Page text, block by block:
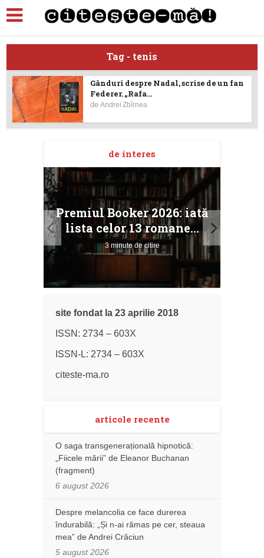
Tag - tenis
Gânduri despre Nadal, scrise de un fan
Federer. „Rafa...
deAndrei Zbîrnea
de interes
Premiul Booker 2026: iată
lista celor 13 romane...
3 minute de citire
site fondat la 23 aprilie 2018
ISSN: 2734 – 603X
ISSN-L: 2734 – 603X
citeste-ma.ro
articole recente
O saga transgenerațională hipnotică:
„Fiicele mării” de Eleanor Buchanan
(fragment)
6 august 2026
Despre melancolia ce face durerea
îndurabilă: „Și n-ai rămas pe cer, steaua
mea” de Andrei Crăciun
5 august 2026